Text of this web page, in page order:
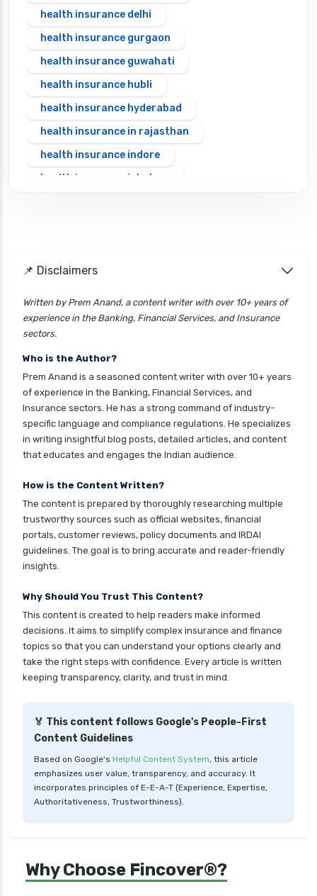
health insurance delhi
health insurance gurgaon
health insurance guwahati
health insurance hubli
health insurance hyderabad
health insurance in rajasthan
health insurance indore
health insurance jabalpur
health insurance lucknow
health insurance mumbai
health insurance nagpur
health insurance noida
health insurance patna
health insurance portability
health insurance premium calculator
health insurance pune
health insurance rajkot
health insurance renewal process
health insurance stocks india
health insurance tax benefits 80d
health insurance thane
health insurance tirunelveli
health insurance top up plan comparison
health insurance udaipur
health insurance vadodara
health insurance varanasi
health insurance vs medical insurance
how health insurance works in india
how to apply health insurance in india
📌 Disclaimers
Written by Prem Anand, a content writer with over 10+ years of
experience in the Banking, Financial Services, and Insurance
sectors.
Who is the Author?
Prem Anand is a seasoned content writer with over 10+ years
of experience in the Banking, Financial Services, and
Insurance sectors. He has a strong command of industry-
specific language and compliance regulations. He specializes
in writing insightful blog posts, detailed articles, and content
that educates and engages the Indian audience.
How is the Content Written?
The content is prepared by thoroughly researching multiple
trustworthy sources such as official websites, financial
portals, customer reviews, policy documents and IRDAI
guidelines. The goal is to bring accurate and reader-friendly
insights.
Why Should You Trust This Content?
This content is created to help readers make informed
decisions. It aims to simplify complex insurance and finance
topics so that you can understand your options clearly and
take the right steps with confidence. Every article is written
keeping transparency, clarity, and trust in mind.
🏅 This content follows Google's People-First
Content Guidelines
Based on Google's Helpful Content System, this article
emphasizes user value, transparency, and accuracy. It
incorporates principles of E-E-A-T (Experience, Expertise,
Authoritativeness, Trustworthiness).
Why Choose Fincover®?